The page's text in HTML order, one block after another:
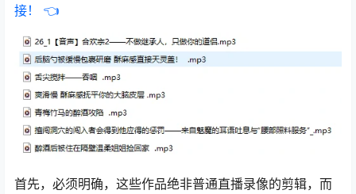
接！ 👈
首先，必须明确，这些作品绝非普通直播录像的剪辑，而